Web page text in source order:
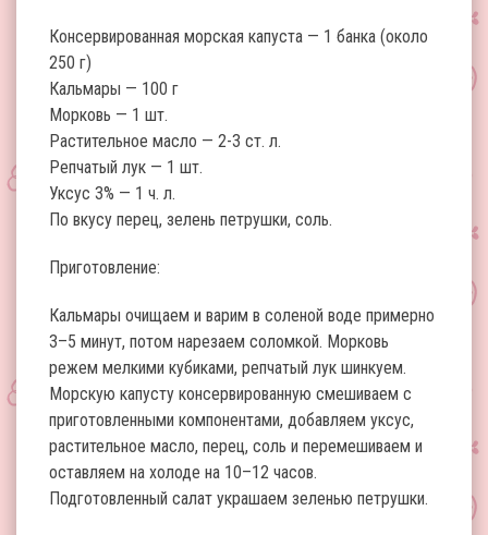
Консервированная морская капуста — 1 банка (около
250 г)
Кальмары — 100 г
Морковь — 1 шт.
Растительное масло — 2-3 ст. л.
Репчатый лук — 1 шт.
Уксус 3% — 1 ч. л.
По вкусу перец, зелень петрушки, соль.
Приготовление:
Кальмары очищаем и варим в соленой воде примерно
3–5 минут, потом нарезаем соломкой. Морковь
режем мелкими кубиками, репчатый лук шинкуем.
Морскую капусту консервированную смешиваем с
приготовленными компонентами, добавляем уксус,
растительное масло, перец, соль и перемешиваем и
оставляем на холоде на 10–12 часов.
Подготовленный салат украшаем зеленью петрушки.